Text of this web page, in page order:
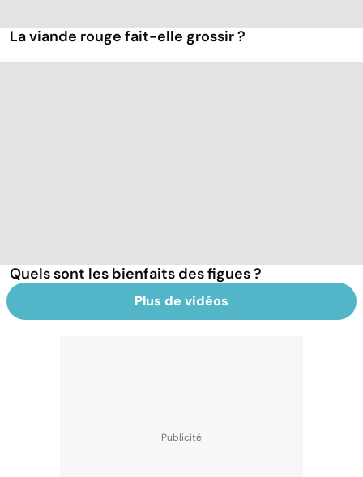
La viande rouge fait-elle grossir ?
Quels sont les bienfaits des figues ?
Plus de vidéos